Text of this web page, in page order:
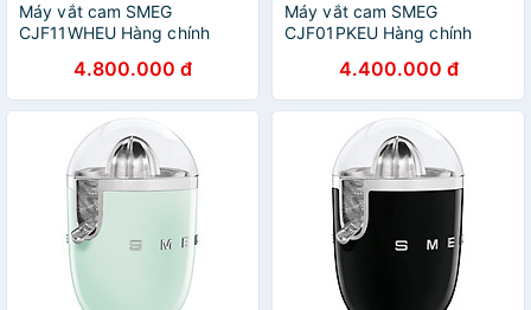
Máy vắt cam SMEG
CJF11WHEU Hàng chính
4.800.000 đ
Máy vắt cam SMEG
CJF01PKEU Hàng chính
4.400.000 đ